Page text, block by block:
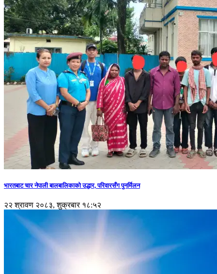
भारतबाट चार नेपाली बालबालिकाको उद्धार, परिवारसँग पुनर्मिलन
२२ श्रावण २०८३, शुक्रबार १८:५२